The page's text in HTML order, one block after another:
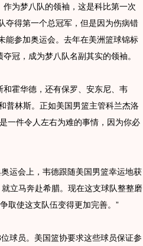
为梦八队的领袖，这是科比第一次
夺得第一个总冠军，但是因为伤病错
能参加奥运会。去年在美洲篮球锦标
冠，成为梦八队名副其实的领袖。
霍华德，还有保罗、安东尼、韦
普林斯。正如美国男篮主管科兰杰洛
一件令人左右为难的事情，因为你必
运会上，韦德跟随美国男篮幸运地获
立马奔赴希腊。现在这支球队整整磨
取使这支队伍变得更加完善。”
员。美国篮协要求这些球员保证参